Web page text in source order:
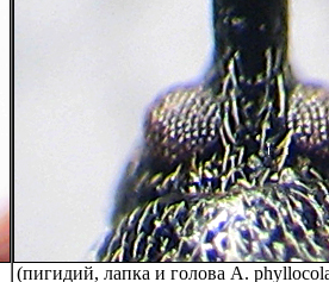
(пигидий, лапка и голова A.